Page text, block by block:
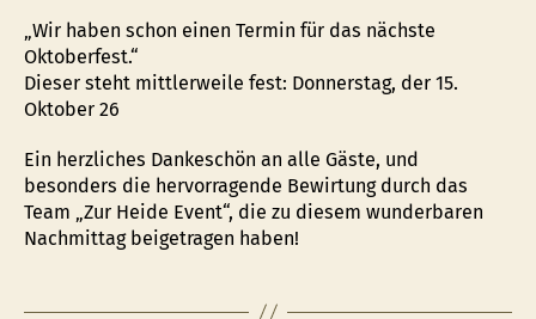
„Wir haben schon einen Termin für das nächste
Oktoberfest.“
Dieser steht mittlerweile fest: Donnerstag, der 15.
Oktober 26
Ein herzliches Dankeschön an alle Gäste, und
besonders die hervorragende Bewirtung durch das
Team „Zur Heide Event“, die zu diesem wunderbaren
Nachmittag beigetragen haben!